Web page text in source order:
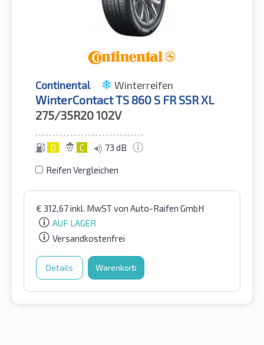
Continental Winterreifen
WinterContact TS 860 S FR SSR XL
275/35R20102V
D C 73 dB
Reifen Vergleichen
€ 312,67inkl. MwSTvon Auto-Raifen GmbH
AUF LAGER
Versandkostenfrei
Details Warenkorb